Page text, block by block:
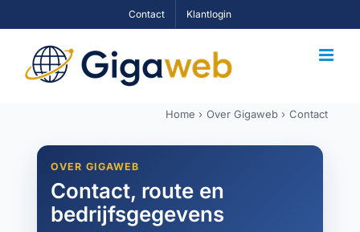
to
content
Contact Klantlogin
Home Over Gigaweb Contact
OVER GIGAWEB
Contact, route en
bedrijfsgegevens